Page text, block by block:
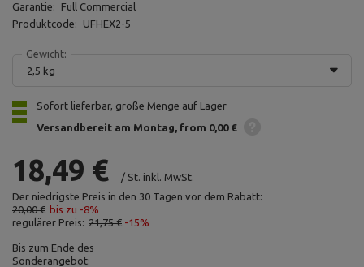
Garantie:
Full Commercial
Produktcode:
UFHEX2-5
Gewicht:
2,5 kg
Sofort lieferbar, große Menge auf Lager
Versandbereit am Montag from 0,00 €
18,49 € / St. inkl. MwSt.
Der niedrigste Preis in den 30 Tagen vor dem Rabatt:
20,00 € bis zu -8%
regulärer Preis: 21,75 € -15%
Bis zum Ende des
Sonderangebot: